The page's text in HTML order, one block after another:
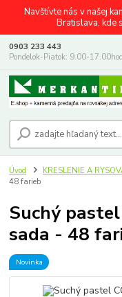
Navštívte nás v našej
Bratislava, kde
0903 233 443
Pondelok-Piatok: 9.00-
Úvod KRESLENIE A
48 farieb
Suchý
sada - 48
Novinka